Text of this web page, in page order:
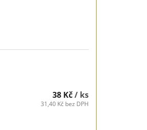
38 Kč/ ks
31,40 Kč bez DPH